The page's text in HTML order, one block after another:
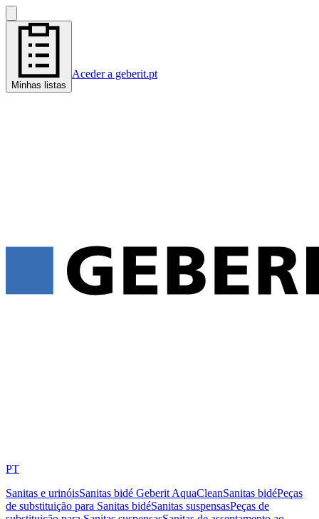
Minhas listas
Aceder a geberit.pt
PT
Sanitas e urinóisSanitas bidé Geberit AquaCleanSanitas bidéPeças
de substituição para Sanitas bidéSanitas suspensasPeças de